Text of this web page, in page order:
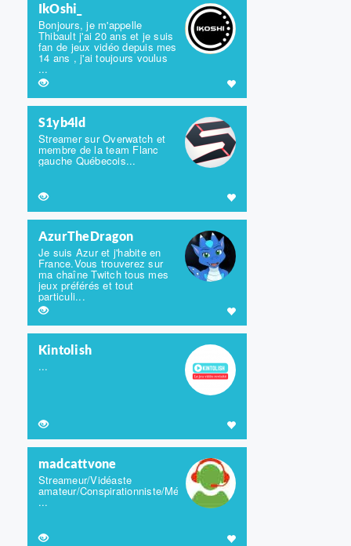
IkOshi_
Bonjours, je m'appelle
Thibault j'ai 20 ans et je suis
fan de jeux vidéo depuis mes
14 ans , j'ai toujours voulus
...
S1yb4ld
Streamer sur Overwatch et
membre de la team Flanc
gauche Québecois...
AzurTheDragon
Je suis Azur et j'habite en
France.Vous trouverez sur
ma chaîne Twitch tous mes
jeux préférés et tout
particuli...
Kintolish
...
madcattvone
Streameur/Vidéaste
amateur/Conspirationniste/Métalleux
...